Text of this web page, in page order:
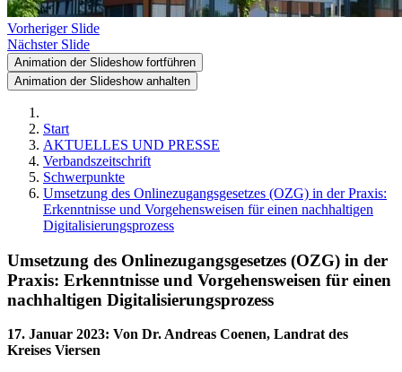
Vorheriger Slide
Nächster Slide
Animation der Slideshow fortführen
Animation der Slideshow anhalten
Start
AKTUELLES UND PRESSE
Verbandszeitschrift
Schwerpunkte
Umsetzung des Onlinezugangsgesetzes (OZG) in der Praxis:
Erkenntnisse und Vorgehensweisen für einen nachhaltigen
Digitalisierungsprozess
Umsetzung des Onlinezugangsgesetzes (OZG) in der
Praxis: Erkenntnisse und Vorgehensweisen für einen
nachhaltigen Digitalisierungsprozess
17. Januar 2023: Von Dr. Andreas Coenen, Landrat des
Kreises Viersen